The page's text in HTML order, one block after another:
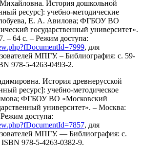
История дошкольной
ресурс]: учебно-методические
Е. А. Авилова; ФГБОУ ВО
государственный университет».
– 64 с. – Режим доступа:
, для
МПГУ. – Библиография: с. 59-
978-5-4263-0493-2.
История древнерусской
ресурс]: учебно-методическое
ФГБОУ ВО «Московский
университет». – Москва:
доступа:
, для
МПГУ. — Библиография: с.
978-5-4263-0382-9.